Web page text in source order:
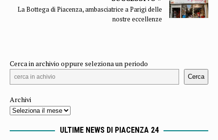
La Bottega di Piacenza, ambasciatrice a Parigi delle
nostre eccellenze
Cerca in archivio oppure seleziona un periodo
Cerca
Archivi
ULTIME NEWS DI PIACENZA 24